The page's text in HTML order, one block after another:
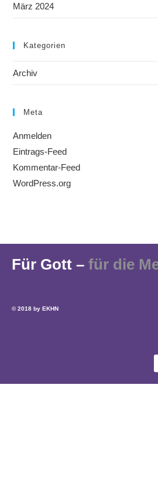
März 2024
Kategorien
Archiv
Meta
Anmelden
Eintrags-Feed
Kommentar-Feed
WordPress.org
Für Gott – für die
© 2018 by EKHN